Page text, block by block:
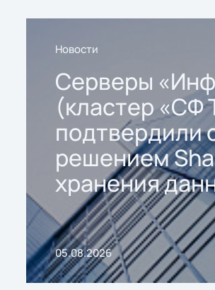
Новости
Серверы
(кластер «СФ
подтвердили
решением
хранения
05.08.2026